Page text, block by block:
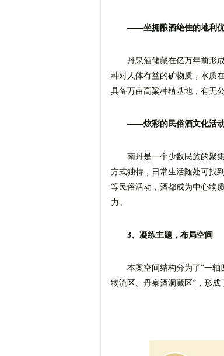
——坐拥酿酒绝佳的地利
丹泉酒储藏在亿万年前形
种对人体有益的矿物质，水质
具备万亩高粱种植基地，有无
——炫彩的民俗酒文化活
南丹是一个少数民族的聚
方式独特，日常生活随处可找
等民俗活动，酒都成为中心物
力。
3、凝练主题，布局空间
本案空间结构分为了“一
物流区、丹泉酒洞藏区”，形成